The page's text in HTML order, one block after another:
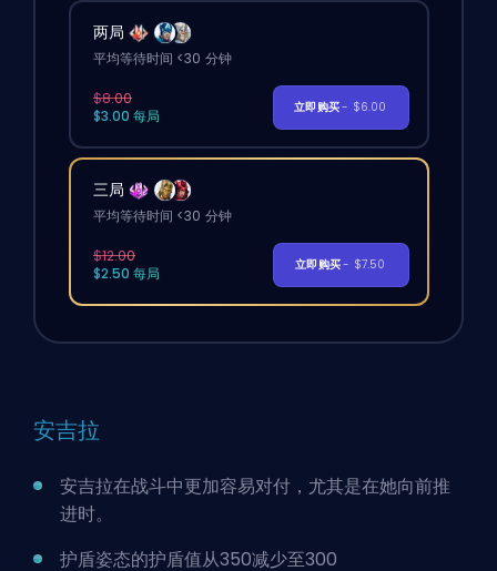
两局
平均等待时间 <30 分钟
$8.00
$3.00 每局
立即购买- $6.00
三局
平均等待时间 <30 分钟
$12.00
$2.50 每局
立即购买- $7.50
安吉拉
安吉拉在战斗中更加容易对付 ，尤其是在她向前推
进时。
护盾姿态的护盾值从350减少至300